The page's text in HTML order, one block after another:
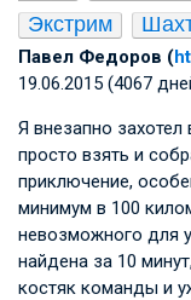
Экстрим
Павел Федоров (
19.06.2015 (4067
Я внезапно
просто взять и
приключение,
минимум в 100
невозможного для
найдена за 10
костяк команды и